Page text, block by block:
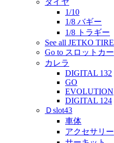
タイヤ
1/10
1/8 バギー
1/8 トラギー
See all JETKO TIRE
Go to スロットカー
カレラ
DIGITAL 132
GO
EVOLUTION
DIGITAL 124
Ｄslot43
車体
アクセサリー